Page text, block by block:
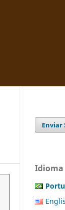
Enviar
Idioma